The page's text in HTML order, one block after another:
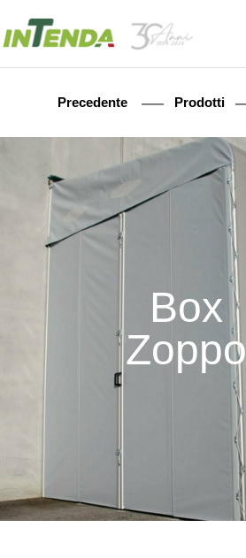
Precedente Prodotti
Box
Zoppo